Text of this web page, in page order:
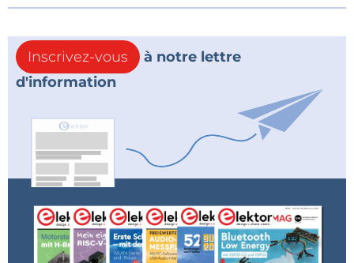
Inscrivez-vous
à notre lettre
d'information